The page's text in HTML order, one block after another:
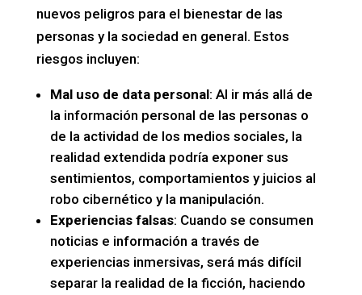
nuevos peligros para el bienestar de las
personas y la sociedad en general. Estos
riesgos incluyen:
Mal uso de data personal: Al ir más allá de
la información personal de las personas o
de la actividad de los medios sociales, la
realidad extendida podría exponer sus
sentimientos, comportamientos y juicios al
robo cibernético y la manipulación.
Experiencias falsas: Cuando se consumen
noticias e información a través de
experiencias inmersivas, será más difícil
separar la realidad de la ficción, haciendo